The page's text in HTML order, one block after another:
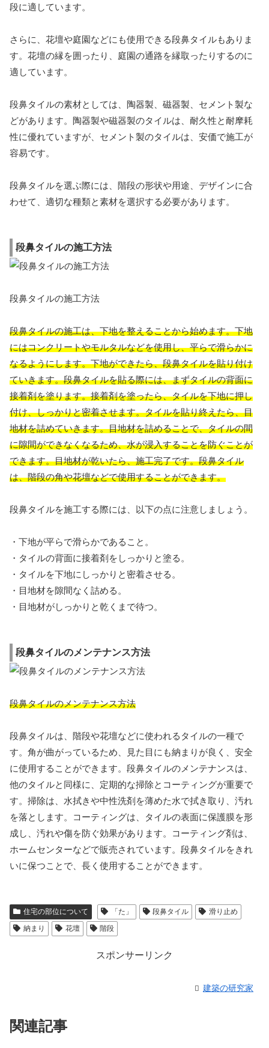
段に適しています。
さらに、花壇や庭園などにも使用できる段鼻タイルもありま
す。花壇の縁を囲ったり、庭園の通路を縁取ったりするのに
適しています。
段鼻タイルの素材としては、陶器製、磁器製、セメント製な
どがあります。陶器製や磁器製のタイルは、耐久性と耐摩耗
性に優れていますが、セメント製のタイルは、安価で施工が
容易です。
段鼻タイルを選ぶ際には、階段の形状や用途、デザインに合
わせて、適切な種類と素材を選択する必要があります。
段鼻タイルの施工方法
段鼻タイルの施工方法
段鼻タイルの施工は、下地を整えることから始めます。下地
にはコンクリートやモルタルなどを使用し、平らで滑らかに
なるようにします。下地ができたら、段鼻タイルを貼り付け
ていきます。段鼻タイルを貼る際には、まずタイルの背面に
接着剤を塗ります。接着剤を塗ったら、タイルを下地に押し
付け、しっかりと密着させます。タイルを貼り終えたら、目
地材を詰めていきます。目地材を詰めることで、タイルの間
に隙間ができなくなるため、水が浸入することを防ぐことが
できます。目地材が乾いたら、施工完了です。段鼻タイル
は、階段の角や花壇などで使用することができます。
段鼻タイルを施工する際には、以下の点に注意しましょう。
・下地が平らで滑らかであること。
・タイルの背面に接着剤をしっかりと塗る。
・タイルを下地にしっかりと密着させる。
・目地材を隙間なく詰める。
・目地材がしっかりと乾くまで待つ。
段鼻タイルのメンテナンス方法
段鼻タイルのメンテナンス方法
段鼻タイルは、階段や花壇などに使われるタイルの一種で
す。角が曲がっているため、見た目にも納まりが良く、安全
に使用することができます。段鼻タイルのメンテナンスは、
他のタイルと同様に、定期的な掃除とコーティングが重要で
す。掃除は、水拭きや中性洗剤を薄めた水で拭き取り、汚れ
を落とします。コーティングは、タイルの表面に保護膜を形
成し、汚れや傷を防ぐ効果があります。コーティング剤は、
ホームセンターなどで販売されています。段鼻タイルをきれ
いに保つことで、長く使用することができます。
住宅の部位について 「た」 段鼻タイル
滑り止め
納まり
花壇 階段
スポンサーリンク
建築の研究家
関連記事